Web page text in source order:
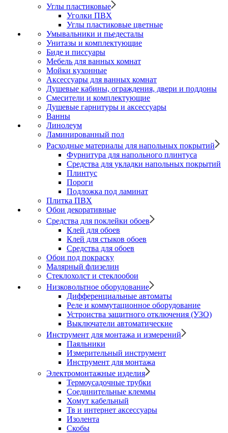
Углы пластиковые
Уголки ПВХ
Углы пластиковые цветные
Умывальники и пьедесталы
Унитазы и комплектующие
Биде и писсуары
Мебель для ванных комнат
Мойки кухонные
Аксессуары для ванных комнат
Душевые кабины, ограждения, двери и поддоны
Смесители и комплектующие
Душевые гарнитуры и аксессуары
Ванны
Линолеум
Ламинированный пол
Расходные материалы для напольных покрытий
Фурнитура для напольного плинтуса
Средства для укладки напольных покрытий
Плинтус
Пороги
Подложка под ламинат
Плитка ПВХ
Обои декоративные
Средства для поклейки обоев
Клей для обоев
Клей для стыков обоев
Средства для обоев
Обои под покраску
Малярный флизелин
Стеклохолст и стеклообои
Низковольтное оборудование
Дифференциальные автоматы
Реле и коммутационное оборудование
Устроиства защитного отключения (УЗО)
Выключатели автоматические
Инструмент для монтажа и измерений
Паяльники
Измерительный инструмент
Инструмент для монтажа
Электромонтажные изделия
Термоусадочные трубки
Соединительные клеммы
Хомут кабельный
Тв и интернет аксессуары
Изолента
Скобы